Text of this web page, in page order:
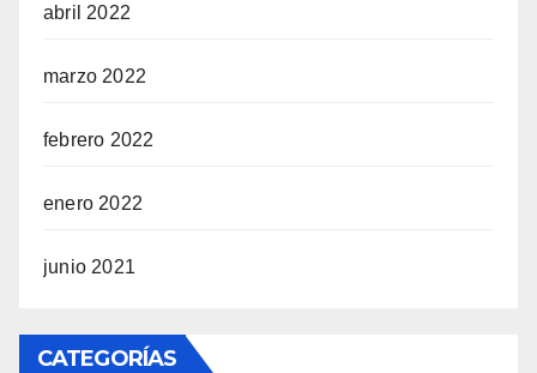
abril 2022
marzo 2022
febrero 2022
enero 2022
junio 2021
CATEGORÍAS